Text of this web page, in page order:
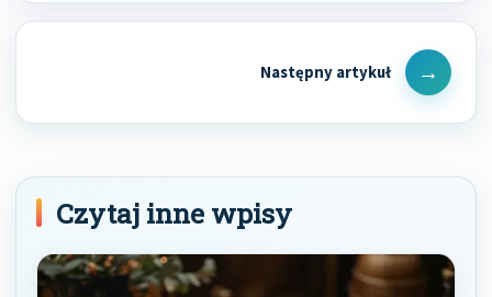
Next
Post
Czytaj inne wpisy